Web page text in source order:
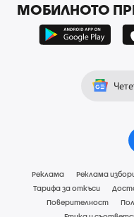
МОБИЛНОТО
Реклама Реклама
Тарифа за откъси
Поверителност